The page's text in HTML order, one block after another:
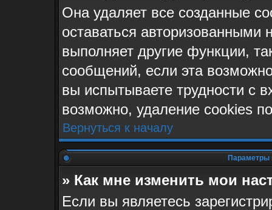
Она удаляет все созданные
оставаться авторизованными
выполняет другие функции,
сообщений, если эта
вы испытываете трудности с
возможно, удаление cookies
Вернуться к началу
Параметры
» Как мне изменить мои
Если вы являетесь